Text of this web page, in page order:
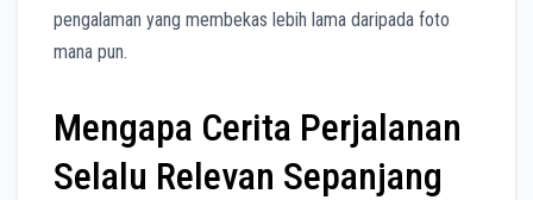
pengalaman yang membekas lebih lama daripada foto
mana pun.
Mengapa Cerita Perjalanan
Selalu Relevan Sepanjang